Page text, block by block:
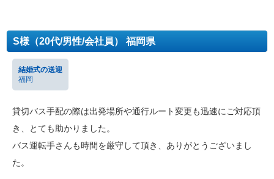
S様（20代/男性/会社員） 福岡県
結婚式の送迎
福岡
貸切バス⼿配の際は出発場所や通行ルート変更も迅速にご対応頂
き、とても助かりました。
バス運転手さんも時間を厳守して頂き、ありがとうございまし
た。